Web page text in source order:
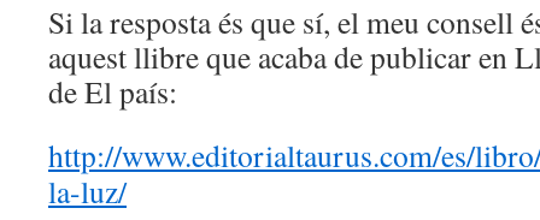
Si la resposta és que sí, el meu consell
aquest llibre que acaba de publicar en
de El país:
http://www.editorialtaurus.com/es/
la-luz/